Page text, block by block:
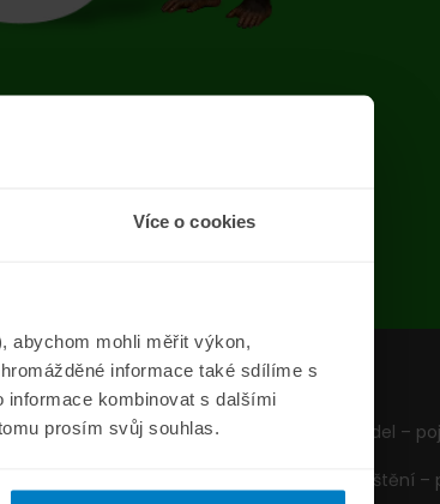
Více o cookies
abychom mohli měřit výkon,
informace také sdílíme s
informace kombinovat s dalšími
prosím svůj souhlas.
chyba
nás
Formuláře
Pojištění vozidel –
Cestovní pojištění –